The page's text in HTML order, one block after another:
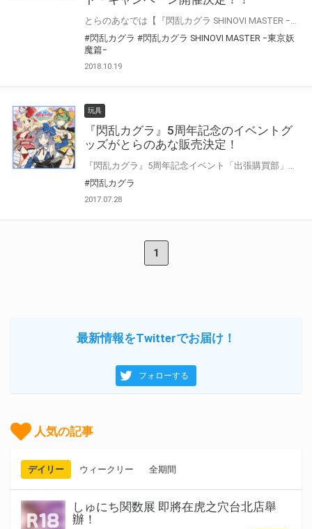
#閃乱カグラ #閃乱カグラ SHINOVI MASTER ｰ東京妖
魔篇ｰ
2018.10.19
玩具
『閃乱カグラ』5周年記念のイベントグ
ッズがとらのあな販売決定！
#閃乱カグラ
2017.07.28
1
最新情報をTwitterでお届け！
フォローする
人気の記事
デイリー ウィークリー 全期間
しゅにち関数展 即將在虎之穴台北店舉
辦！